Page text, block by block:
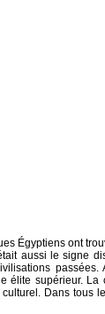
Égyptiens ont
aussi le signe
élite supérieur.
Dans tous